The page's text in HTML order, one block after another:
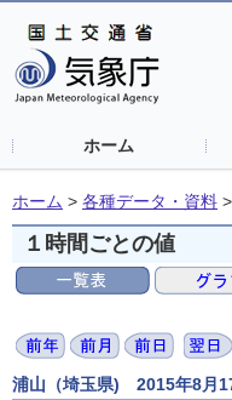
ホーム
ホーム > 各種データ・資料 >
１時間ごとの値
浦山（埼玉県) 2015年8月